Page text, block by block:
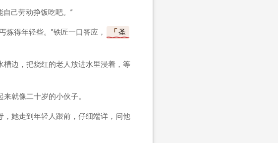
己劳动挣饭吃吧。”
炼得年轻些。”铁匠一口答应，
圣
边，把烧红的老人放进水里浸着，等
就像二十岁的小伙子。
她走到年轻人跟前，仔细端详，问他